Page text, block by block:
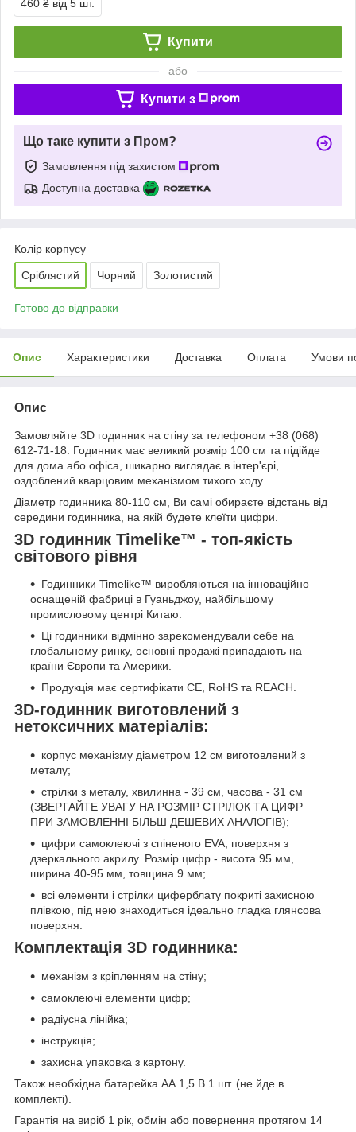
460 ₴ від 5 шт.
Купити
або
Купити з
Що таке купити з Пром?
Замовлення під захистом
Доступна доставка
Колір корпусу
Сріблястий Чорний Золотистий
Готово до відправки
Опис Характеристики Доставка Оплата Умови
Опис
Замовляйте 3D годинник на стіну за телефоном +38 (068)
612-71-18. Годинник має великий розмір 100 см та підійде
для дома або офіса, шикарно виглядає в інтер'єрі,
оздоблений кварцовим механізмом тихого ходу.
Діаметр годинника 80-110 см, Ви самі обираєте відстань від
середини годинника, на якій будете клеїти цифри.
3D годинник Timelike™ - топ-якість
світового рівня
Годинники Timelike™ виробляються на інноваційно
оснащеній фабриці в Гуаньджоу, найбільшому
промисловому центрі Китаю.
Ці годинники відмінно зарекомендували себе на
глобальному ринку, основні продажі припадають на
країни Європи та Америки.
Продукція має сертифікати CE, RoHS та REACH.
3D-годинник виготовлений з
нетоксичних матеріалів:
корпус механізму діаметром 12 см виготовлений з
металу;
стрілки з металу, хвилинна - 39 см, часова - 31 см
(ЗВЕРТАЙТЕ УВАГУ НА РОЗМІР СТРІЛОК ТА ЦИФР
ПРИ ЗАМОВЛЕННІ БІЛЬШ ДЕШЕВИХ АНАЛОГІВ);
цифри самоклеючі з спіненого EVA, поверхня з
дзеркального акрилу. Розмір цифр - висота 95 мм,
ширина 40-95 мм, товщина 9 мм;
всі елементи і стрілки циферблату покриті захисною
плівкою, під нею знаходиться ідеально гладка глянсова
поверхня.
Комплектація 3D годинника:
механізм з кріпленням на стіну;
самоклеючі елементи цифр;
радіусна лінійка;
інструкція;
захисна упаковка з картону.
Також необхідна батарейка АА 1,5 В 1 шт. (не йде в
комплекті).
Гарантія на виріб 1 рік, обмін або повернення протягом 14